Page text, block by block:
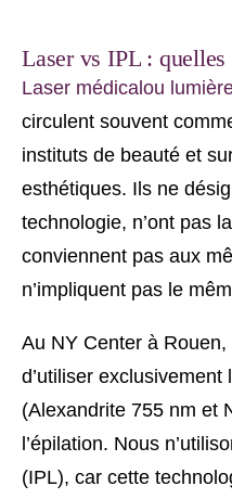
Laser vs IPL : quelles
Laser médical ou
circulent souvent
instituts de beauté et
esthétiques. Ils ne
technologie, n’ont pas
conviennent pas aux
n’impliquent pas le
Au NY Center à
d’utiliser exclusivement
(Alexandrite 755 nm et
l’épilation. Nous
(IPL), car cette